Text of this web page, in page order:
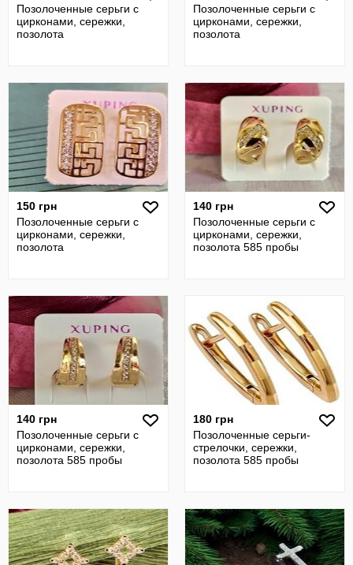
Позолоченные серьги с
цирконами, сережки,
позолота
Позолоченные серьги с
цирконами, сережки,
позолота
150 грн
Позолоченные серьги с
цирконами, сережки,
позолота
140 грн
Позолоченные серьги с
цирконами, сережки,
позолота 585 пробы
140 грн
Позолоченные серьги с
цирконами, сережки,
позолота 585 пробы
180 грн
Позолоченные серьги-
стрелочки, сережки,
позолота 585 пробы